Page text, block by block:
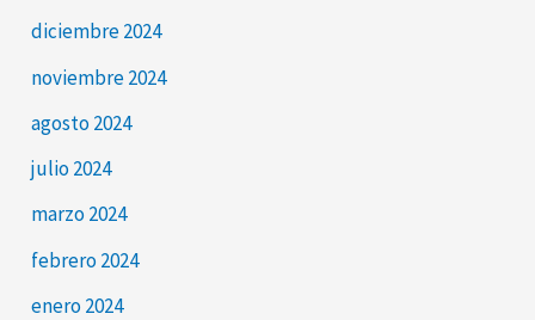
diciembre 2024
noviembre 2024
agosto 2024
julio 2024
marzo 2024
febrero 2024
enero 2024